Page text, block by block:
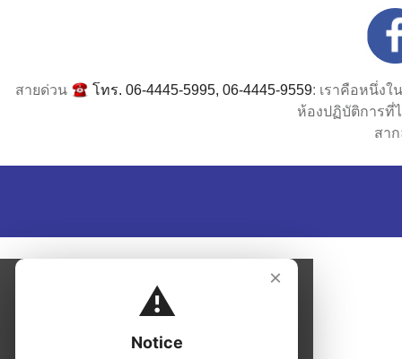
ห้องปฏิบัติการที่
Notice
Please close this notice to continue to the
page.
Close